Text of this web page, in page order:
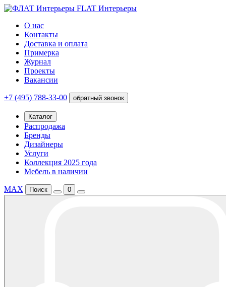
FLAT Интерьеры
О нас
Контакты
Доставка и оплата
Примерка
Журнал
Проекты
Вакансии
+7 (495) 788-33-00 обратный звонок
Каталог
Распродажа
Бренды
Дизайнеры
Услуги
Коллекция 2025 года
Мебель в наличии
MAX Поиск 0